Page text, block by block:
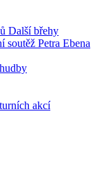
Další břehy
soutěž Petra Ebena
akcí